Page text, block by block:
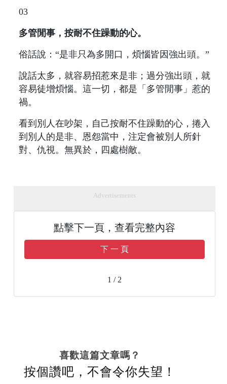
03
多管閒事，按耐不住躁動的心。
俗話說：“是非只為多開口，煩惱皆因強出頭。”
說話太多，就容易招惹來是非；過分強出頭，就
容易徒增煩惱。這一切，都是「多管閒事」惹的
禍。
看到別人在吵架，自己按耐不住躁動的心，捲入
到別人的是非、恩怨當中，注定會被別人所針
對、仇視。無異於，四處樹敵。
Advertisements
點擊下一頁，查看完整內容
下 一 頁
1 / 2
喜歡這篇文章嗎？
按個讚吧，不會令你失望！